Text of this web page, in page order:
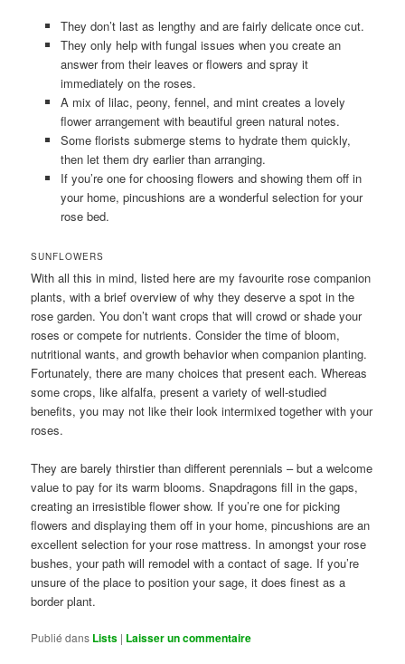
They don’t last as lengthy and are fairly delicate once cut.
They only help with fungal issues when you create an
answer from their leaves or flowers and spray it
immediately on the roses.
A mix of lilac, peony, fennel, and mint creates a lovely
flower arrangement with beautiful green natural notes.
Some florists submerge stems to hydrate them quickly,
then let them dry earlier than arranging.
If you’re one for choosing flowers and showing them off in
your home, pincushions are a wonderful selection for your
rose bed.
SUNFLOWERS
With all this in mind, listed here are my favourite rose companion
plants, with a brief overview of why they deserve a spot in the
rose garden. You don’t want crops that will crowd or shade your
roses or compete for nutrients. Consider the time of bloom,
nutritional wants, and growth behavior when companion planting.
Fortunately, there are many choices that present each. Whereas
some crops, like alfalfa, present a variety of well-studied
benefits, you may not like their look intermixed together with your
roses.
They are barely thirstier than different perennials – but a welcome
value to pay for its warm blooms. Snapdragons fill in the gaps,
creating an irresistible flower show. If you’re one for picking
flowers and displaying them off in your home, pincushions are an
excellent selection for your rose mattress. In amongst your rose
bushes, your path will remodel with a contact of sage. If you’re
unsure of the place to position your sage, it does finest as a
border plant.
Publié dans Lists | Laisser un commentaire